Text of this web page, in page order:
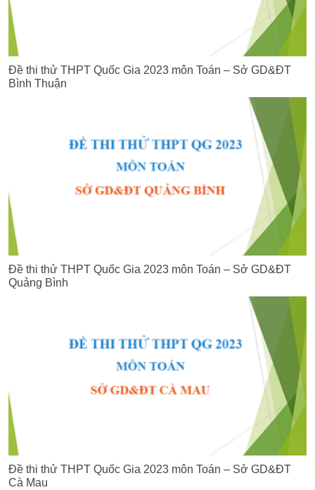
Đề thi thử THPT Quốc Gia 2023 môn Toán – Sở GD&ĐT
Bình Thuận
Đề thi thử THPT Quốc Gia 2023 môn Toán – Sở GD&ĐT
Quảng Bình
Đề thi thử THPT Quốc Gia 2023 môn Toán – Sở GD&ĐT
Cà Mau